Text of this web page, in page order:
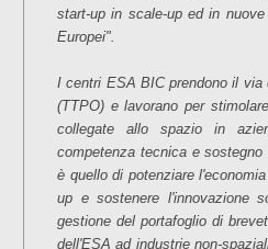
start-up in scale-up ed in
Europei".
I centri ESA BIC prendono il via
(TTPO) e lavorano per
collegate allo spazio in
competenza tecnica e
è quello di potenziare
up e sostenere l'innovazione
gestione del portafoglio di
dell'ESA ad industrie non-